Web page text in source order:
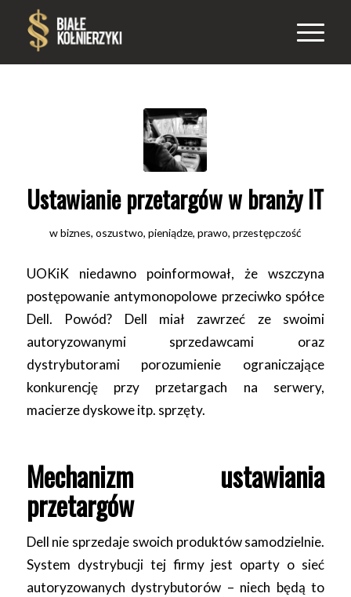
Ustawianie przetargów w branży IT
wbiznes, oszustwo, pieniądze, prawo, przestępczość
UOKiK niedawno poinformował, że wszczyna
postępowanie antymonopolowe przeciwko spółce
Dell. Powód? Dell miał zawrzeć ze swoimi
autoryzowanymi sprzedawcami oraz
dystrybutorami porozumienie ograniczające
konkurencję przy przetargach na serwery,
macierze dyskowe itp. sprzęty.
Mechanizm ustawiania
przetargów
Dell nie sprzedaje swoich produktów samodzielnie.
System dystrybucji tej firmy jest oparty o sieć
autoryzowanych dystrybutorów – niech będą to